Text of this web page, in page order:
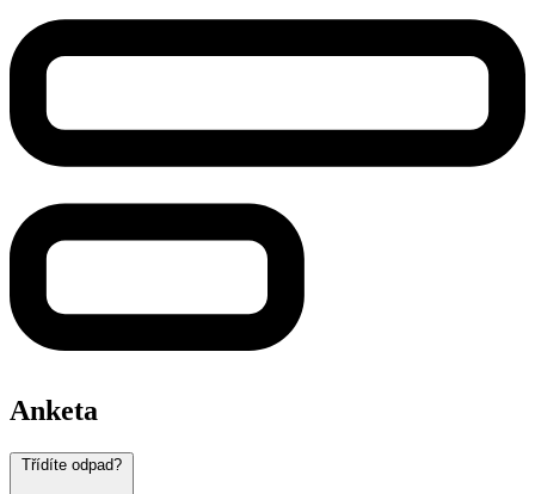
Anketa
Třídíte odpad?